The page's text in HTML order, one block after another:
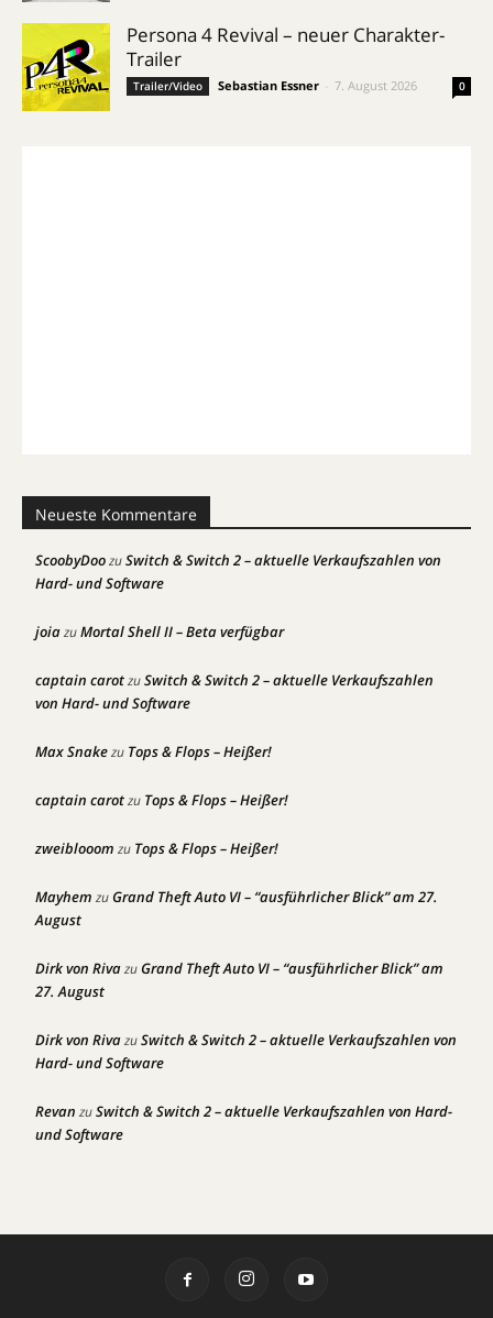
Persona 4 Revival – neuer Charakter-
Trailer
Trailer/Video Sebastian Essner 7. August 2026 0
Neueste Kommentare
ScoobyDoozuSwitch & Switch 2 – aktuelle Verkaufszahlen von
Hard- und Software
joiazuMortal Shell II – Beta verfügbar
captain carotzuSwitch & Switch 2 – aktuelle Verkaufszahlen
von Hard- und Software
Max Snakezu Tops & Flops – Heißer!
captain carotzu Tops & Flops – Heißer!
zweiblooom zu Tops & Flops – Heißer!
Mayhem zuGrand Theft Auto VI – “ausführlicher Blick” am 27.
August
Dirk von RivazuGrand Theft Auto VI – “ausführlicher Blick” am
27. August
Dirk von RivazuSwitch & Switch 2 – aktuelle Verkaufszahlen von
Hard- und Software
Revan zuSwitch & Switch 2 – aktuelle Verkaufszahlen von Hard-
und Software